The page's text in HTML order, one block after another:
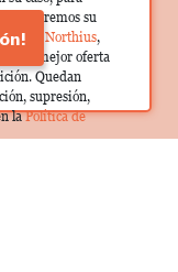
su
Grupo Northius,
la mejor oferta
Quedan
supresión,
laPolítica de